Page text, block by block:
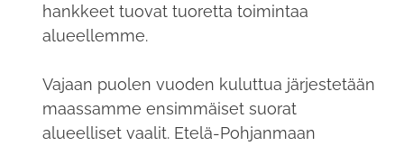
hankkeet tuovat tuoretta toimintaa
alueellemme.
Vajaan puolen vuoden kuluttua järjestetään
maassamme ensimmäiset suorat
alueelliset vaalit. Etelä-Pohjanmaan